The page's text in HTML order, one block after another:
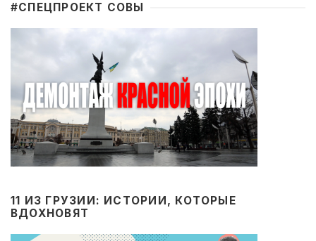
#CПЕЦПРОЕКТ СОВЫ
11 ИЗ ГРУЗИИ: ИСТОРИИ, КОТОРЫЕ
ВДОХНОВЯТ